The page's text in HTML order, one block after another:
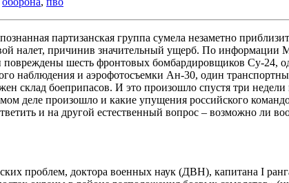
партизанская группа сумела незаметно
налет, причинив значительный ущерб. По
шесть фронтовых бомбардировщиков Су-24,
наблюдения и аэрофотосъемки Ан-30, один
склад боеприпасов. И это произошло спустя три
деле произошло и какие упущения российского
и на другой естественный вопрос – возможно ли
проблем, доктора военных наук (ДВН), капитана I